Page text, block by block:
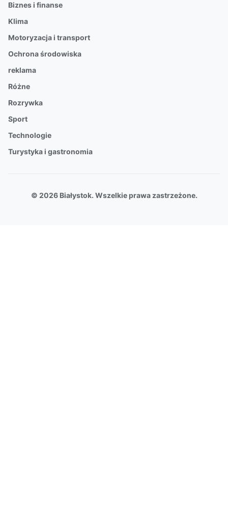
Biznes i finanse
Klima
Motoryzacja i transport
Ochrona środowiska
reklama
Różne
Rozrywka
Sport
Technologie
Turystyka i gastronomia
© 2026 Białystok. Wszelkie prawa zastrzeżone.